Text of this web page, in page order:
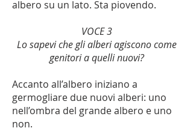
albero su un lato. Sta piovendo.
VOCE 3
Lo sapevi che gli alberi agiscono come
genitori a quelli nuovi?
Accanto all’albero iniziano a
germogliare due nuovi alberi: uno
nell’ombra del grande albero e uno
non.